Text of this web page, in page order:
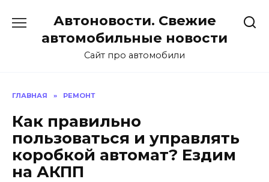
содержанию
Автоновости. Свежие
автомобильные новости
Сайт про автомобили
ГЛАВНАЯ » РЕМОНТ
Как правильно
пользоваться и управлять
коробкой автомат? Ездим
на АКПП